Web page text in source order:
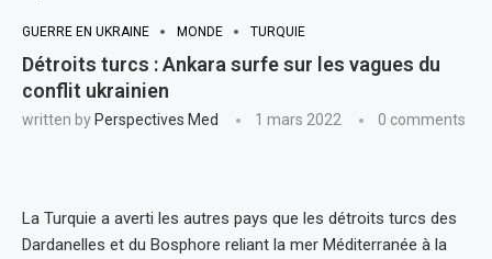
GUERRE EN UKRAINE MONDE TURQUIE
Détroits turcs : Ankara surfe sur les vagues du
conflit ukrainien
written by Perspectives Med 1 mars 2022 0 comments
La Turquie a averti les autres pays que les détroits turcs des
Dardanelles et du Bosphore reliant la mer Méditerranée à la